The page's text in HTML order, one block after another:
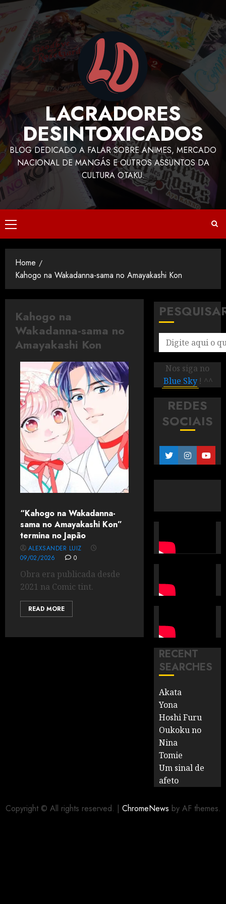
LACRADORES
DESINTOXICADOS
BLOG DEDICADO A FALAR SOBRE ANIMES, MERCADO
NACIONAL DE MANGÁS E OUTROS ASSUNTOS DA
CULTURA OTAKU.
Home
Kahogo na Wakadanna-sama no Amayakashi Kon
Kahogo na
Wakadanna-sama no
Amayakashi Kon
“Kahogo na Wakadanna-
sama no Amayakashi Kon”
termina no Japão
ALEXSANDER LUIZ
09/02/2026
0
Obra era publicada desde
2021 na Comic tint.
READ MORE
Nos siga no
Blue Sky ! ^^
REDES
SOCIAIS
RECENT
SEARCHES
Akata
Yona
Hoshi Furu
Oukoku no
Nina
Tomie
Um sinal de
afeto
Copyright © All rights reserved. | ChromeNews by AF themes.